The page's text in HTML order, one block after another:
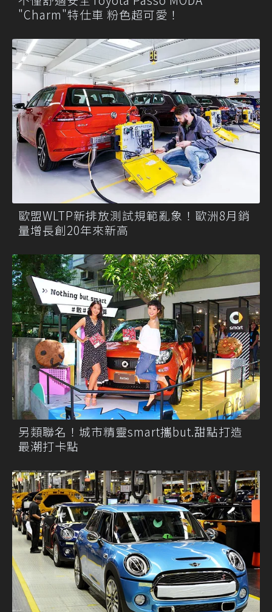
"Charm"特仕車 粉色超可愛！
歐盟WLTP新排放測試規範亂象！歐洲8月銷
量增長創20年來新高
另類聯名！城市精靈smart攜but.甜點打造
最潮打卡點